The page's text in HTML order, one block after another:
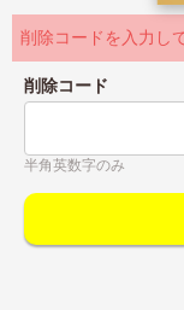
削除コードを入力し
削除コード
半角英数字のみ